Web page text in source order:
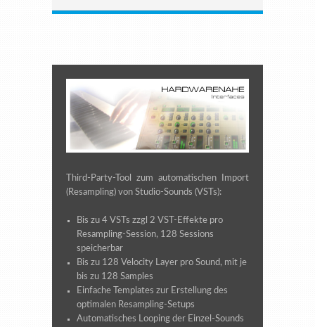
Third-Party-Tool zum automatischen Import
(Resampling) von Studio-Sounds (VSTs):
Bis zu 4 VSTs zzgl 2 VST-Effekte pro
Resampling-Session, 128 Sessions
speicherbar
Bis zu 128 Velocity Layer pro Sound, mit je
bis zu 128 Samples
Einfache Templates zur Erstellung des
optimalen Resampling-Setups
Automatisches Looping der Einzel-Sounds